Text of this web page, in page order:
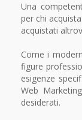
Una
per chi
acquistati
Come i
figure
esigenze
Web
desiderati.